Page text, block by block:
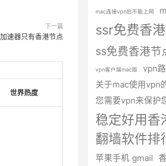
下一篇
速器只有香港节点
世界热度
mac连接vpn后不能上网
ssr免费香
ss免费香港节
vpn客户端mac版
vpn
关于mac使用vpn
您需要vpn来保护
稳定好用香
翻墙软件排
苹果手机 gmail